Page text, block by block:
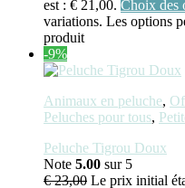
est : € 21,00. Choix des
variations. Les options
produit
-9%
Animaux en peluche,
Peluches pour tous,
Peluche Tigrou Doux
Note 5.00 sur 5
€23,00 Le prix initial